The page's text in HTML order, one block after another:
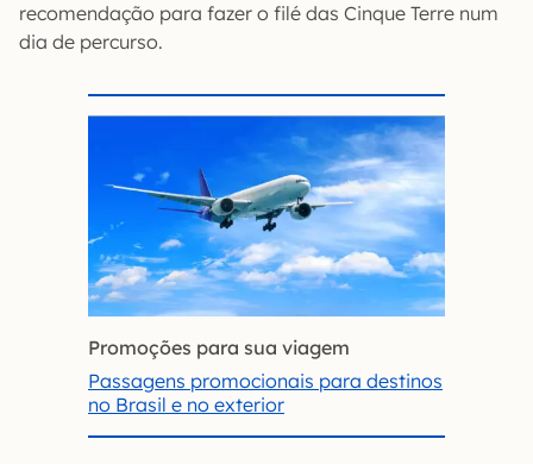
recomendação para fazer o filé das Cinque Terre num
dia de percurso.
Promoções para sua viagem
Passagens promocionais para destinos
no Brasil e no exterior